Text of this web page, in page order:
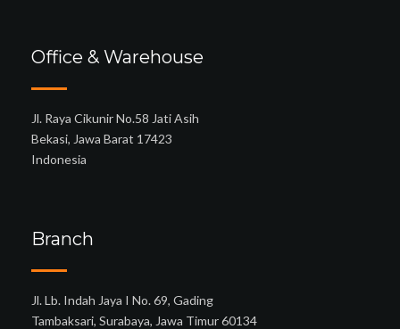
Office & Warehouse
Jl. Raya Cikunir No.58 Jati Asih
Bekasi, Jawa Barat 17423
Indonesia
Branch
Jl. Lb. Indah Jaya I No. 69, Gading
Tambaksari, Surabaya, Jawa Timur 60134